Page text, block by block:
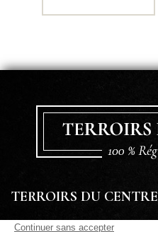
TERROIRS DU CENTRE